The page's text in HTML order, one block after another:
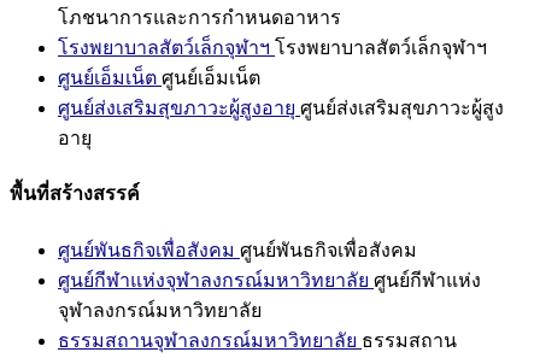
โภชนาการและการกำหนดอาหาร
โรงพยาบาลสัตว์เล็กจุฬาฯ โรงพยาบาลสัตว์เล็กจุฬาฯ
ศูนย์เอ็มเน็ต ศูนย์เอ็มเน็ต
ศูนย์ส่งเสริมสุขภาวะผู้สูงอายุ ศูนย์ส่งเสริมสุขภาวะผู้สูง
อายุ
พื้นที่สร้างสรรค์
ศูนย์พันธกิจเพื่อสังคม ศูนย์พันธกิจเพื่อสังคม
ศูนย์กีฬาแห่งจุฬาลงกรณ์มหาวิทยาลัย ศูนย์กีฬาแห่ง
จุฬาลงกรณ์มหาวิทยาลัย
ธรรมสถานจุฬาลงกรณ์มหาวิทยาลัย ธรรมสถาน